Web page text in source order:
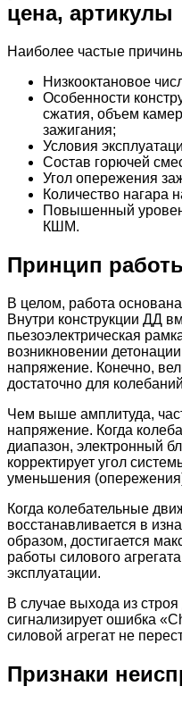
цена, артикулы
Наиболее частые
Низкооктановое
Особенности
сжатия, объем
зажигания;
Условия
Состав горючей
Угол опережения
Количество нагара
Повышенный
КШМ.
Принцип
В целом, работа
Внутри конструкции ДД
пьезоэлектрическая
возникновении
напряжение. Конечно,
достаточно для
Чем выше амплитуда,
напряжение. Когда
диапазон, электронный
корректирует угол
уменьшения
Когда колебательные
восстанавливается в
образом, достигается
работы силового
эксплуатации.
В случае выхода из
сигнализирует ошибка
силовой агрегат не
Признаки